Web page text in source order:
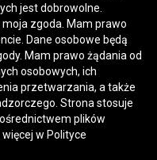
jest dobrowolne.
zgoda. Mam prawo
Dane osobowe będą
Mam prawo żądania od
osobowych, ich
przetwarzania, a także
Strona stosuje
plików
w Polityce